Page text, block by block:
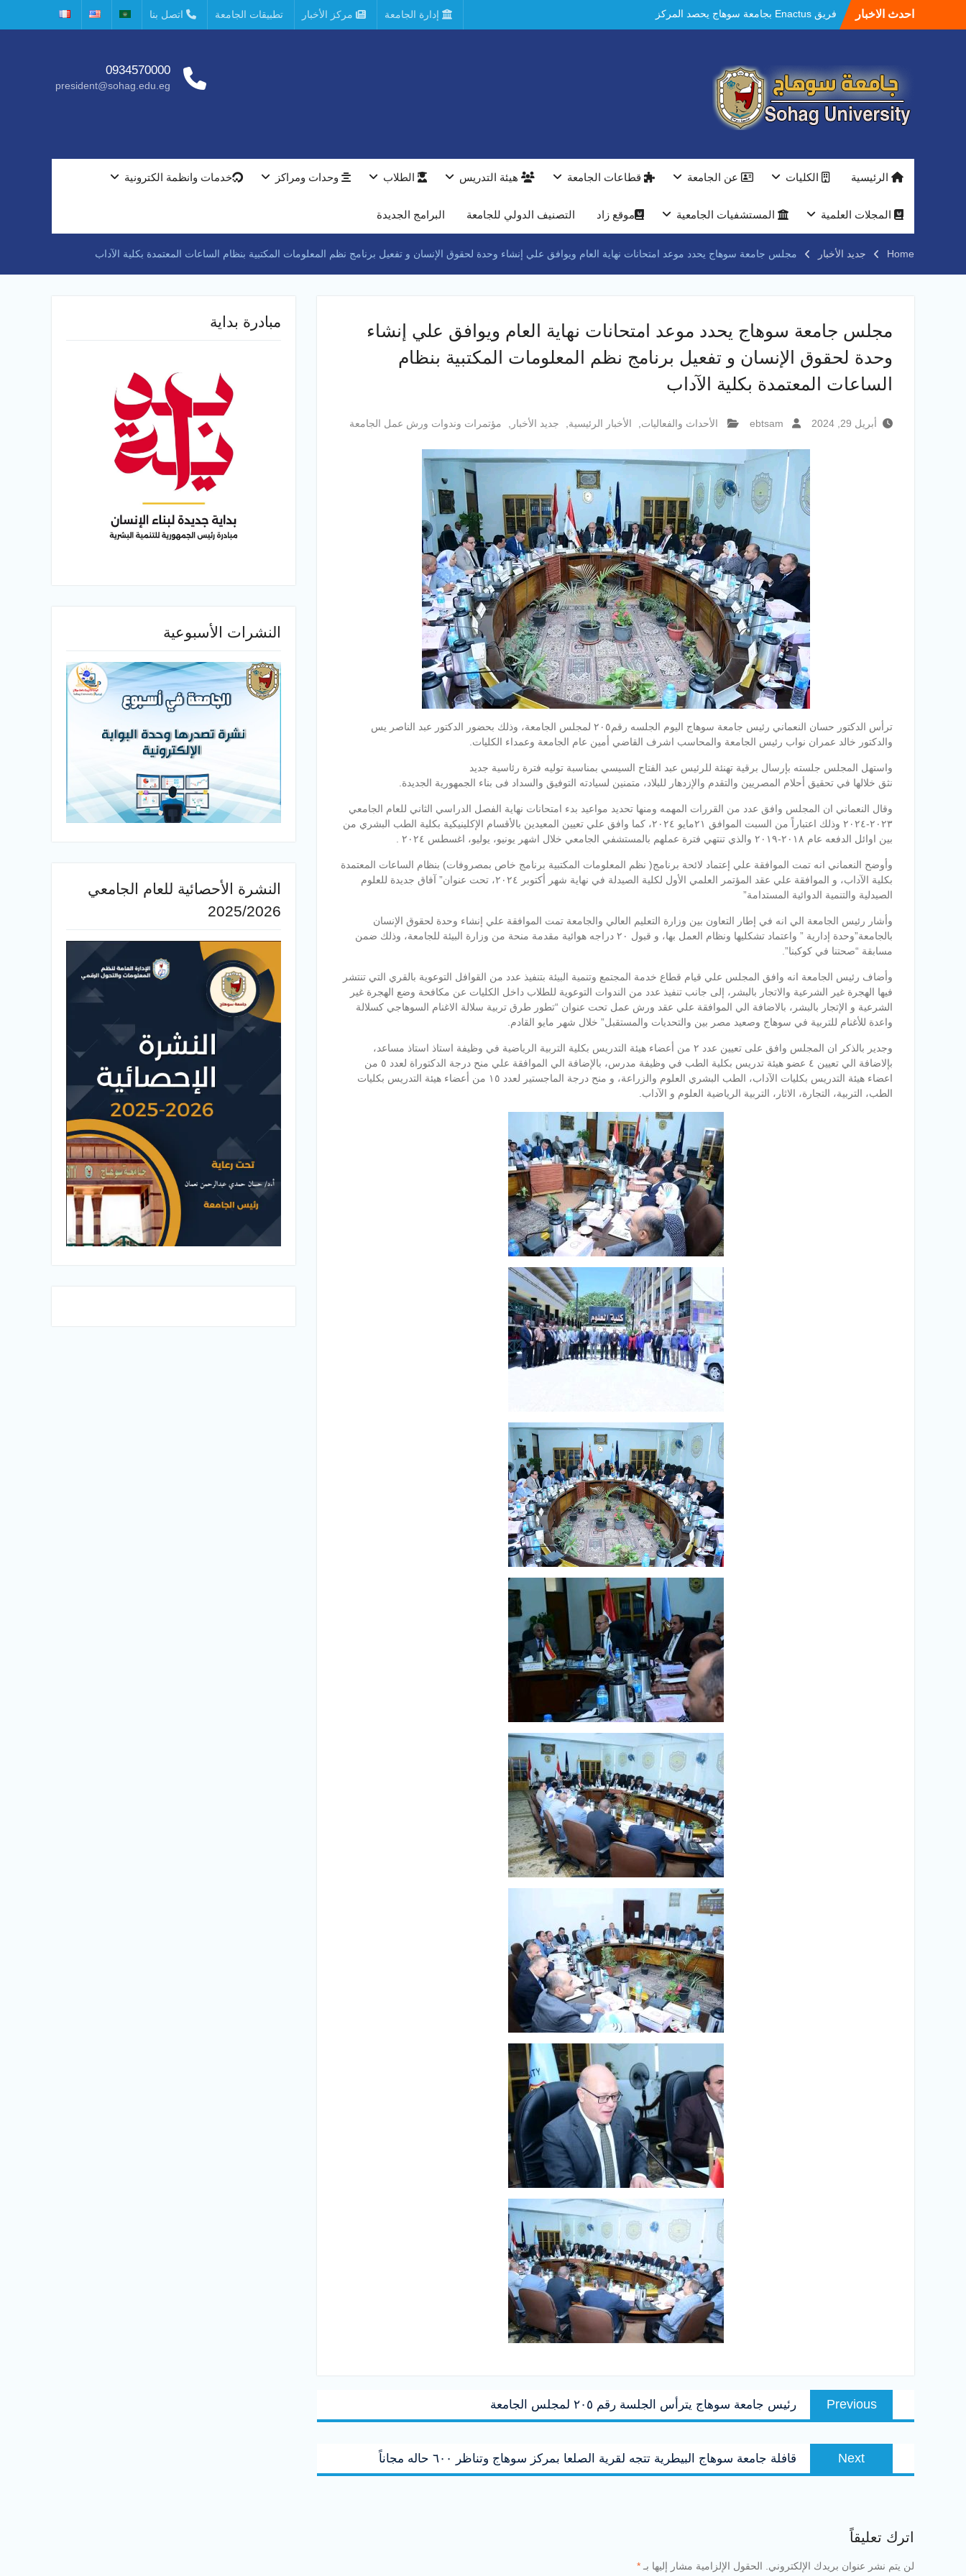
احدث الاخبار
مستشفيات سوهاج الجامعية تحقق إنجازًا طبيًا
جديدًا و تنجح في علاج 3 حالات أكالازيا بتقنية
التهنئة عقب توليه مهام منصبه ويشيد بجهود
رجال الشرطه
بجهاز ذكي لتوفير المياه ..جامعة سوهاج تشارك
بمعرض الاكاديمية العسكريه علي هامش
والخدمية بجامعة سوهاج الجديدة
فى أولى أيام المرحلة الأولى للتنسيق
الاول في الابتكار وتمكين المراة والمركز الثاني
إدارة الجامعة مركز الأخبار تطبيقات الجامعة اتصل بنا
0934570000
president@sohag.edu.eg
الرئيسية الكليات عن الجامعة قطاعات الجامعة هيئة التدريس الطلاب وحدات ومراكز خدمات وانظمة الكترونية
المجلات العلمية المستشفيات الجامعية موقع زاد التصنيف الدولي للجامعة البرامج الجديدة
Home جديد الأخبار مجلس جامعة سوهاج يحدد موعد امتحانات نهاية العام ويوافق علي إنشاء وحدة لحقوق الإنسان و تفعيل برنامج نظم المعلومات المكتبية بنظام الساعات المعتمدة بكلية الآداب
مجلس جامعة سوهاج يحدد موعد امتحانات نهاية العام ويوافق علي إنشاء
وحدة لحقوق الإنسان و تفعيل برنامج نظم المعلومات المكتبية بنظام
الساعات المعتمدة بكلية الآداب
أبريل 29, 2024 ebtsam الأحداث والفعاليات الأخبار الرئيسية جديد الأخبار مؤتمرات وندوات ورش عمل الجامعة
ترأس الدكتور حسان النعماني رئيس جامعة سوهاج اليوم الجلسه رقم٢٠٥ لمجلس الجامعة، وذلك بحضور الدكتور عبد الناصر يس
والدكتور خالد عمران نواب رئيس الجامعة والمحاسب اشرف القاضي أمين عام الجامعة وعمداء الكليات.
واستهل المجلس جلسته بإرسال برقية تهنئة للرئيس عبد الفتاح السيسي بمناسبة توليه فترة رئاسية جديد
نثق خلالها في تحقيق أحلام المصريين والتقدم والإزدهار للبلاد، متمنين لسيادته التوفيق والسداد فى بناء الجمهورية الجديدة.
وقال النعماني ان المجلس وافق عدد من القررات المهمه ومنها تحديد مواعيد بدء امتحانات نهاية الفصل الدراسي الثاني للعام الجامعي
٢٠٢٣-٢٠٢٤ وذلك اعتباراً من السبت الموافق ٢١مايو ٢٠٢٤، كما وافق علي تعيين المعيدين بالأقسام الإكلينيكية بكلية الطب البشري من
بين اوائل الدفعه عام ٢٠١٨-٢٠١٩ والذي تنتهي فترة عملهم بالمستشفي الجامعي خلال اشهر يونيو، يوليو، اغسطس ٢٠٢٤ .
وأوضح النعماني انه تمت الموافقة علي إعتماد لائحة برنامج( نظم المعلومات المكتبية برنامج خاص بمصروفات) بنظام الساعات المعتمدة
بكلية الآداب، و الموافقة علي عقد المؤتمر العلمي الأول لكلية الصيدلة في نهاية شهر أكتوبر ٢٠٢٤، تحت عنوان” آفاق جديدة للعلوم
الصيدلية والتنمية الدوائية المستدامة”
وأشار رئيس الجامعة الي انه في إطار التعاون بين وزارة التعليم العالي والجامعة تمت الموافقة علي إنشاء وحدة لحقوق الإنسان
بالجامعة”وحدة إدارية ” واعتماد تشكليها ونظام العمل بها، و قبول ٢٠ دراجه هوائية مقدمة منحة من وزارة البيئة للجامعة، وذلك ضمن
مسابقة “صحتنا في كوكبنا”.
وأضاف رئيس الجامعة انه وافق المجلس علي قيام قطاع خدمة المجتمع وتنمية البيئة بتنفيذ عدد من القوافل التوعوية بالقري التي تنتشر
فيها الهجرة غير الشرعية والاتجار بالبشر، إلى جانب تنفيذ عدد من الندوات التوعوية للطلاب داخل الكليات عن مكافحة وضع الهجرة غير
الشرعية و الإتجار بالبشر، بالاضافة الي الموافقة علي عقد ورش عمل تحت عنوان “تطور طرق تربية سلالة الاغنام السوهاجي كسلالة
واعدة للأغنام للتربية في سوهاج وصعيد مصر بين والتحديات والمستقبل” خلال شهر مايو القادم.
وجدير بالذكر ان المجلس وافق على تعيين عدد ٢ من أعضاء هيئة التدريس بكلية التربية الرياضية في وظيفة استاذ استاذ مساعد،
بإلاضافة الي تعيين ٤ عضو هيئة تدريس بكلية الطب في وظيفة مدرس، بالإضافة الي الموافقة علي منح درجة الدكتوراة لعدد ٥ من
اعضاء هيئة التدريس بكليات الآداب، الطب البشري العلوم والزراعة، و منح درجة الماجستير لعدد ١٥ من أعضاء هيئة التدريس بكليات
الطب، التربية، التجارة، الاثار، التربية الرياضية العلوم و الآداب.
تصفّح
المقالاتPrevious
post:
رئيس جامعة سوهاج يترأس الجلسة رقم ٢٠٥ لمجلس الجامعة
Next
Next
post:
قافلة جامعة سوهاج البيطرية تتجه لقرية الصلعا بمركز سوهاج وتناظر ٦٠٠ حاله مجاناً
اترك تعليقاً
لن يتم نشر عنوان بريدك الإلكتروني. الحقول الإلزامية مشار إليها بـ *
مبادرة بداية
النشرات الأسبوعية
النشرة الأحصائية للعام الجامعي
2025/2026